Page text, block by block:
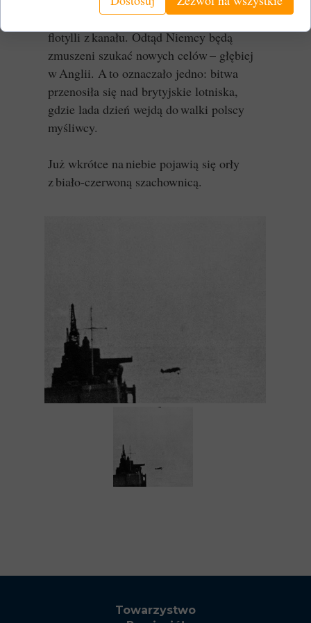
który zmusił Admiralicję do wycofania
flotylli z kanału. Odtąd Niemcy będą
zmuszeni szukać nowych celów – głębiej
w Anglii. A to oznaczało jedno: bitwa
przenosiła się nad brytyjskie lotniska,
gdzie lada dzień wejdą do walki polscy
myśliwcy.
Już wkrótce na niebie pojawią się orły
z biało-czerwoną szachownicą.
Towarzystwo